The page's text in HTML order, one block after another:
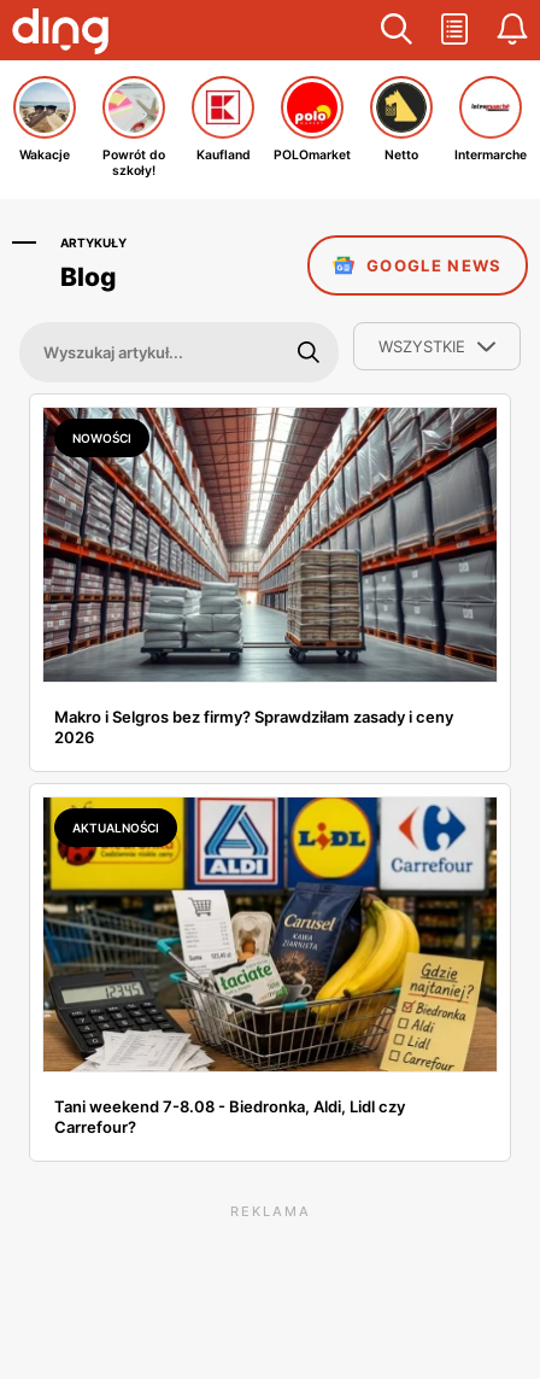
Wakacje
Powrót do
szkoły!
Kaufland POLOmarket Netto Intermarche
ARTYKUŁY
Blog GOOGLE NEWS
WSZYSTKIE
NOWOŚCI
Makro i Selgros bez firmy? Sprawdziłam zasady i ceny
2026
AKTUALNOŚCI
Tani weekend 7-8.08 - Biedronka, Aldi, Lidl czy
Carrefour?
REKLAMA